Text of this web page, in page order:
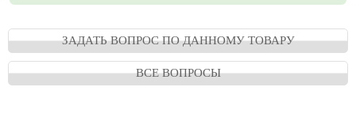
ЗАДАТЬ ВОПРОС ПО ДАННОМУ ТОВАРУ
ВСЕ ВОПРОСЫ